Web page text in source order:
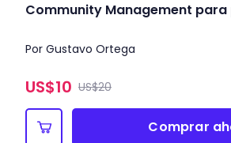
Community Management
Por Gustavo Ortega
US$10 US$20
Comprar